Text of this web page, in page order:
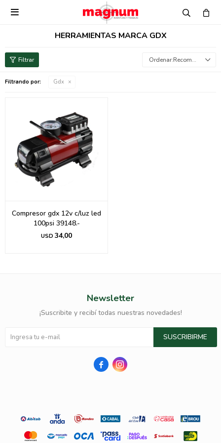

HERRAMIENTAS MARCA GDX
Recomendados
Filtrando por: Gdx
Compresor gdx 12v c/luz led
100psi 39148.-
USD 34,00
Newsletter
¡Suscribite y recibí todas nuestras novedades!
SUSCRIBIRME
 